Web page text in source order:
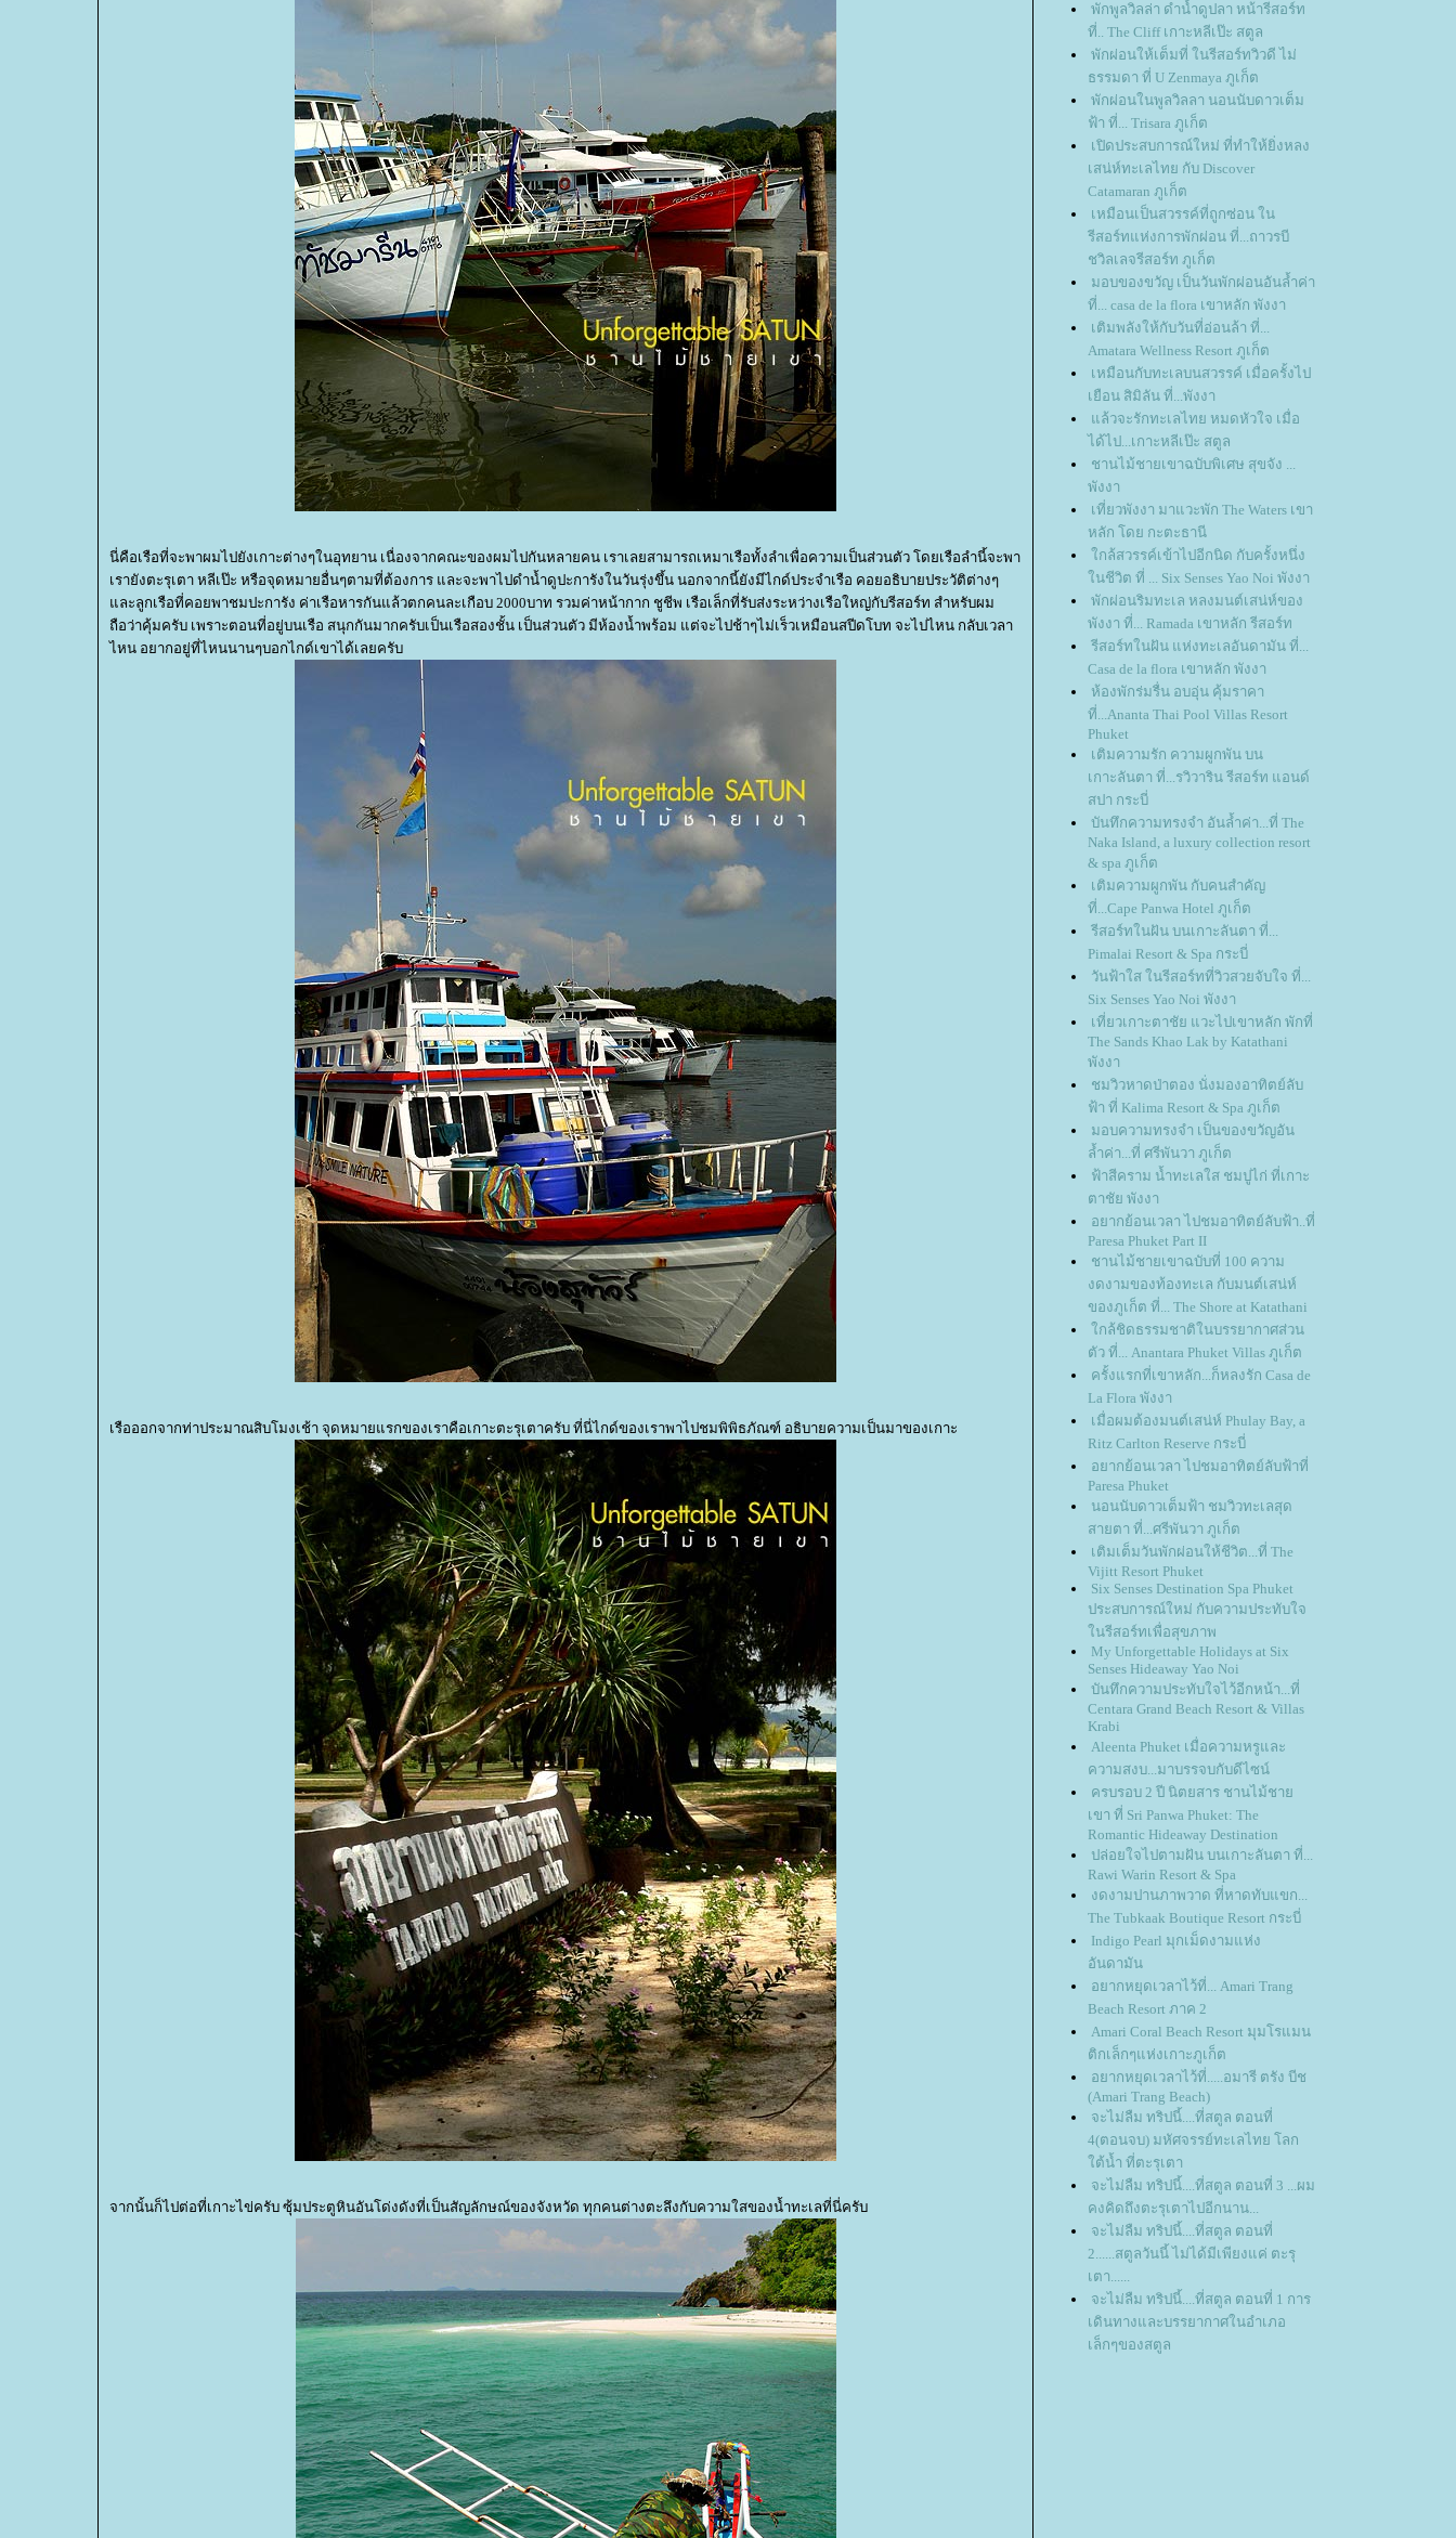
นี่คือเรือที่จะพาผมไปยังเกาะต่างๆในอุทยาน เนื่องจากคณะของผมไปกันหลายคน เราเลยสามารถเหมาเรือทั้งลำเพื่อความเป็นส่วนตัว โดยเรือลำนี้จะพา
เรายังตะรุเตา หลีเป๊ะ หรือจุดหมายอื่นๆตามที่ต้องการ และจะพาไปดำน้ำดูปะการังในวันรุ่งขึ้น นอกจากนี้ยังมีไกด์ประจำเรือ คอยอธิบายประวัติต่างๆ
ละลูกเรือที่คอยพาชมปะการัง ค่าเรือหารกันแล้วตกคนละเกือบ 2000บาท รวมค่าหน้ากาก ชูชีพ เรือเล็กที่รับส่งระหว่างเรือใหญ่กับรีสอร์ท สำหรับผม
ถือว่าคุ้มครับ เพราะตอนที่อยู่บนเรือ สนุกกันมากครับเป็นเรือสองชั้น เป็นส่วนตัว มีห้องน้ำพร้อม แต่จะไปช้าๆไม่เร็วเหมือนสปีดโบท จะไปไหน กลับเวลา
ไหน อยากอยู่ที่ไหนนานๆบอกไกด์เขาได้เลยครับ
เรือออกจากท่าประมาณสิบโมงเช้า จุดหมายแรกของเราคือเกาะตะรุเตาครับ ที่นี่ไกด์ของเราพาไปชมพิพิธภัณฑ์ อธิบายความเป็นมาของเกาะ
จากนั้นก็ไปต่อที่เกาะไข่ครับ ซุ้มประตูหินอันโด่งดังที่เป็นสัญลักษณ์ของจังหวัด ทุกคนต่างตะลึงกับความใสของน้ำทะเลที่นี่ครับ
พักพูลวิลล่า ดำน้ำดูปลา หน้ารีสอร์ท
ที่.. The Cliff เกาะหลีเป๊ะ สตูล
พักผ่อนให้เต็มที่ ในรีสอร์ทวิวดี ไม่
ธรรมดา ที่ U Zenmaya ภูเก็ต
พักผ่อนในพูลวิลลา นอนนับดาวเต็ม
ฟ้า ที่... Trisara ภูเก็ต
เปิดประสบการณ์ใหม่ ที่ทำให้ยิ่งหลง
เสน่ห์ทะเลไทย กับ Discover
Catamaran ภูเก็ต
เหมือนเป็นสวรรค์ที่ถูกซ่อน ใน
รีสอร์ทแห่งการพักผ่อน ที่...ถาวรบี
ชวิลเลจรีสอร์ท ภูเก็ต
มอบของขวัญ เป็นวันพักผ่อนอันล้ำค่า
ที่... casa de la flora เขาหลัก พังงา
เติมพลังให้กับวันที่อ่อนล้า ที่...
Amatara Wellness Resort ภูเก็ต
เหมือนกับทะเลบนสวรรค์ เมื่อครั้งไป
เยือน สิมิลัน ที่...พังงา
ล้วจะรักทะเลไทย หมดหัวใจ เมื่อ
ได้ไป...เกาะหลีเป๊ะ สตูล
ชานไม้ชายเขาฉบับพิเศษ สุขจัง ...
พังงา
เที่ยวพังงา มาแวะพัก The Waters เขา
หลัก โดย กะตะธานี
กล้สวรรค์เข้าไปอีกนิด กับครั้งหนึ่ง
นชีวิต ที่ ... Six Senses Yao Noi พังงา
พักผ่อนริมทะเล หลงมนต์เสน่ห์ของ
พังงา ที่... Ramada เขาหลัก รีสอร์ท
รีสอร์ทในฝัน แห่งทะเลอันดามัน ที่...
Casa de la flora เขาหลัก พังงา
ห้องพักร่มรื่น อบอุ่น คุ้มราคา
ที่...Ananta Thai Pool Villas Resort
Phuket
เติมความรัก ความผูกพัน บน
เกาะลันตา ที่...รวิวาริน รีสอร์ท แอนด์
สปา กระบี่
บันทึกความทรงจำ อันล้ำค่า...ที่ The
Naka Island, a luxury collection resort
& spa ภูเก็ต
เติมความผูกพัน กับคนสำคัญ
ที่...Cape Panwa Hotel ภูเก็ต
รีสอร์ทในฝัน บนเกาะลันตา ที่...
Pimalai Resort & Spa กระบี่
วันฟ้าใส ในรีสอร์ทที่วิวสวยจับใจ ที่...
Six Senses Yao Noi พังงา
เที่ยวเกาะตาชัย แวะไปเขาหลัก พักที่
The Sands Khao Lak by Katathani
พังงา
ชมวิวหาดป่าตอง นั่งมองอาทิตย์ลับ
ฟ้า ที่ Kalima Resort & Spa ภูเก็ต
มอบความทรงจำ เป็นของขวัญอัน
ล้ำค่า...ที่ ศรีพันวา ภูเก็ต
ฟ้าสีคราม น้ำทะเลใส ชมปูไก่ ที่เกาะ
ตาชัย พังงา
อยากย้อนเวลา ไปชมอาทิตย์ลับฟ้า..ที่
Paresa Phuket Part II
ชานไม้ชายเขาฉบับที่ 100 ความ
งดงามของท้องทะเล กับมนต์เสน่ห์
ของภูเก็ต ที่... The Shore at Katathani
กล้ชิดธรรมชาติในบรรยากาศส่วน
ตัว ที่... Anantara Phuket Villas ภูเก็ต
ครั้งแรกที่เขาหลัก...ก็หลงรัก Casa de
La Flora พังงา
เมื่อผมต้องมนต์เสน่ห์ Phulay Bay, a
Ritz Carlton Reserve กระบี่
อยากย้อนเวลา ไปชมอาทิตย์ลับฟ้าที่
Paresa Phuket
นอนนับดาวเต็มฟ้า ชมวิวทะเลสุด
สายตา ที่...ศรีพันวา ภูเก็ต
เติมเต็มวันพักผ่อนให้ชีวิต...ที่ The
Vijitt Resort Phuket
Six Senses Destination Spa Phuket
ประสบการณ์ใหม่ กับความประทับใจ
นรีสอร์ทเพื่อสุขภาพ
My Unforgettable Holidays at Six
Senses Hideaway Yao Noi
บันทึกความประทับใจไว้อีกหน้า...ที่
Centara Grand Beach Resort & Villas
Krabi
Aleenta Phuket เมื่อความหรูและ
ความสงบ...มาบรรจบกับดีไซน์
ครบรอบ 2 ปี นิตยสาร ชานไม้ชา
เขา ที่ Sri Panwa Phuket: The
Romantic Hideaway Destination
ปล่อยใจไปตามฝัน บนเกาะลันตา ที่...
Rawi Warin Resort & Spa
งดงามปานภาพวาด ที่หาดทับแขก...
The Tubkaak Boutique Resort กระบี่
Indigo Pearl มุกเม็ดงามแห่ง
อันดามัน
อยากหยุดเวลาไว้ที่... Amari Trang
Beach Resort ภาค 2
Amari Coral Beach Resort มุมโรแมน
ติกเล็กๆแห่งเกาะภูเก็ต
อยากหยุดเวลาไว้ที่.....อมารี ตรัง บีช
(Amari Trang Beach)
จะไม่ลืม ทริปนี้....ที่สตูล ตอนที่
4(ตอนจบ) มหัศจรรย์ทะเลไทย โลก
ต้น้ำ ที่ตะรุเตา
จะไม่ลืม ทริปนี้....ที่สตูล ตอนที่ 3 ...ผม
คงคิดถึงตะรุเตาไปอีกนาน...
จะไม่ลืม ทริปนี้....ที่สตูล ตอนที่
2......สตูลวันนี้ ไม่ได้มีเพียงแค่ ตะรุ
เตา......
จะไม่ลืม ทริปนี้....ที่สตูล ตอนที่ 1 การ
เดินทางและบรรยากาศในอำเภอ
เล็กๆของสตูล